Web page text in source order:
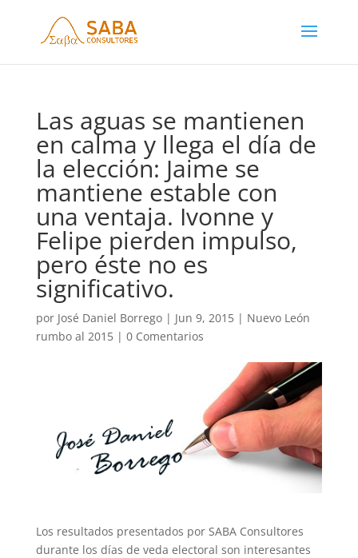
Las aguas se mantienen
en calma y llega el día de
la elección: Jaime se
mantiene estable con
una ventaja. Ivonne y
Felipe pierden impulso,
pero éste no es
significativo.
por José Daniel Borrego| Jun 9, 2015| Nuevo León
rumbo al 2015| 0 Comentarios
Los resultados presentados por SABA Consultores
durante los días de veda electoral son interesantes